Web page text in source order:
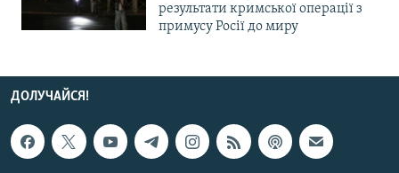
результати кримської операції з
примусу Росії до миру
ДОЛУЧАЙСЯ!